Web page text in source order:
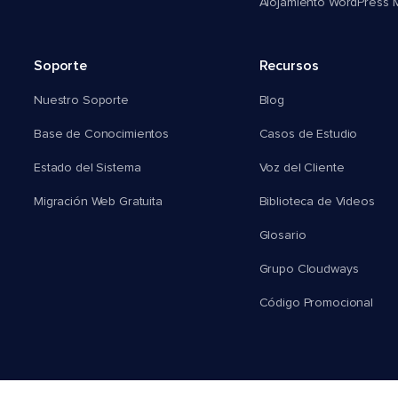
Alojamiento WordPress
Soporte
Nuestro Soporte
Base de Conocimientos
Estado del Sistema
Migración Web Gratuita
Recursos
Blog
Casos de Estudio
Voz del Cliente
Biblioteca de Videos
Glosario
Grupo Cloudways
Código Promocional